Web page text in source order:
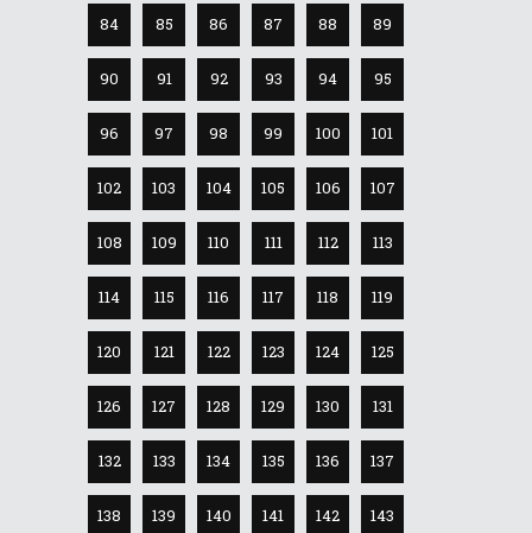
84 85 86 87 88 89
90 91 92 93 94 95
96 97 98 99 100 101
102 103 104 105 106 107
108 109 110 111 112 113
114 115 116 117 118 119
120 121 122 123 124 125
126 127 128 129 130 131
132 133 134 135 136 137
138 139 140 141 142 143